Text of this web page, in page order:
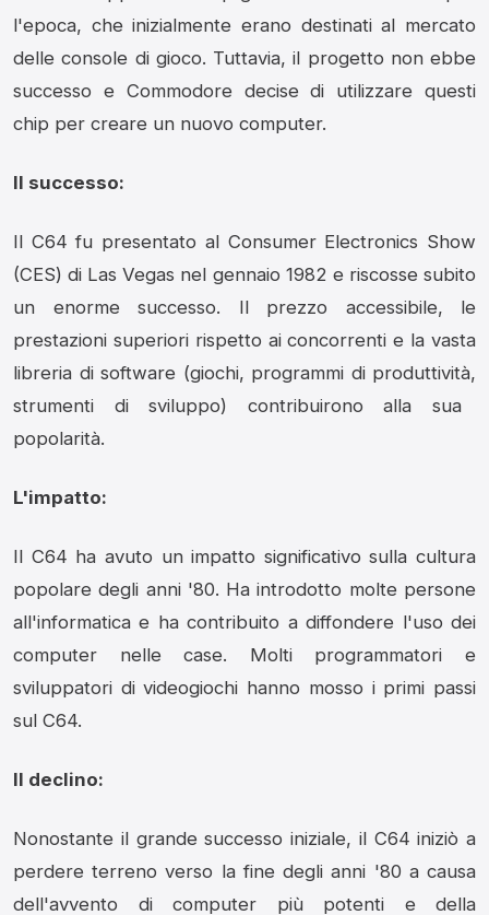
l'epoca, che inizialmente erano destinati al mercato
delle console di gioco. Tuttavia, il progetto non ebbe
successo e Commodore decise di utilizzare questi
chip per creare un nuovo computer.
Il successo:
Il C64 fu presentato al Consumer Electronics Show
(CES) di Las Vegas nel gennaio 1982 e riscosse subito
un enorme successo. Il prezzo accessibile, le
prestazioni superiori rispetto ai concorrenti e la vasta
libreria di software (giochi, programmi di produttività,
strumenti di sviluppo) contribuirono alla sua
popolarità.
L'impatto:
Il C64 ha avuto un impatto significativo sulla cultura
popolare degli anni '80. Ha introdotto molte persone
all'informatica e ha contribuito a diffondere l'uso dei
computer nelle case. Molti programmatori e
sviluppatori di videogiochi hanno mosso i primi passi
sul C64.
Il declino:
Nonostante il grande successo iniziale, il C64 iniziò a
perdere terreno verso la fine degli anni '80 a causa
dell'avvento di computer più potenti e della